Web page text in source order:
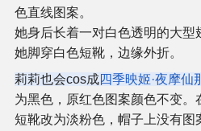
色直线图案。
她身后长着一对白色透明的大型
她脚穿白色短靴，边缘外折。
莉莉也会cos成四季映姬·夜摩仙
为黑色，原红色图案颜色不变
短靴改为淡粉色，帽子上没有